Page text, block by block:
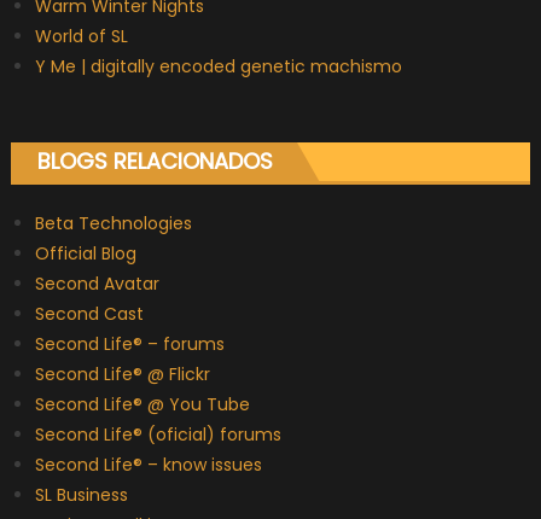
Warm Winter Nights
World of SL
Y Me | digitally encoded genetic machismo
BLOGS RELACIONADOS
Beta Technologies
Official Blog
Second Avatar
Second Cast
Second Life® – forums
Second Life® @ Flickr
Second Life® @ You Tube
Second Life® (oficial) forums
Second Life® – know issues
SL Business